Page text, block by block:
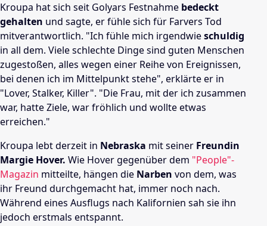
Kroupa hat sich seit Golyars Festnahme bedeckt
gehalten und sagte, er fühle sich für Farvers Tod
mitverantwortlich. "Ich fühle mich irgendwieschuldig
in all dem. Viele schlechte Dinge sind guten Menschen
zugestoßen, alles wegen einer Reihe von Ereignissen,
bei denen ich im Mittelpunkt stehe", erklärte er in
"Lover, Stalker, Killer". "Die Frau, mit der ich zusammen
war, hatte Ziele, war fröhlich und wollte etwas
erreichen."
Kroupa lebt derzeit in Nebraska mit seiner Freundin
Margie Hover. Wie Hover gegenüber dem "People"-
Magazin mitteilte, hängen die Narben von dem, was
ihr Freund durchgemacht hat, immer noch nach.
Während eines Ausflugs nach Kalifornien sah sie ihn
jedoch erstmals entspannt.